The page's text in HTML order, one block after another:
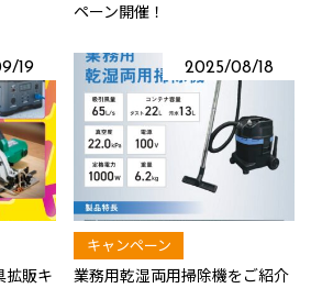
ペーン開催！
19
拡販キ
2025/08/18
キャンペーン
業務用乾湿両用掃除機をご紹介